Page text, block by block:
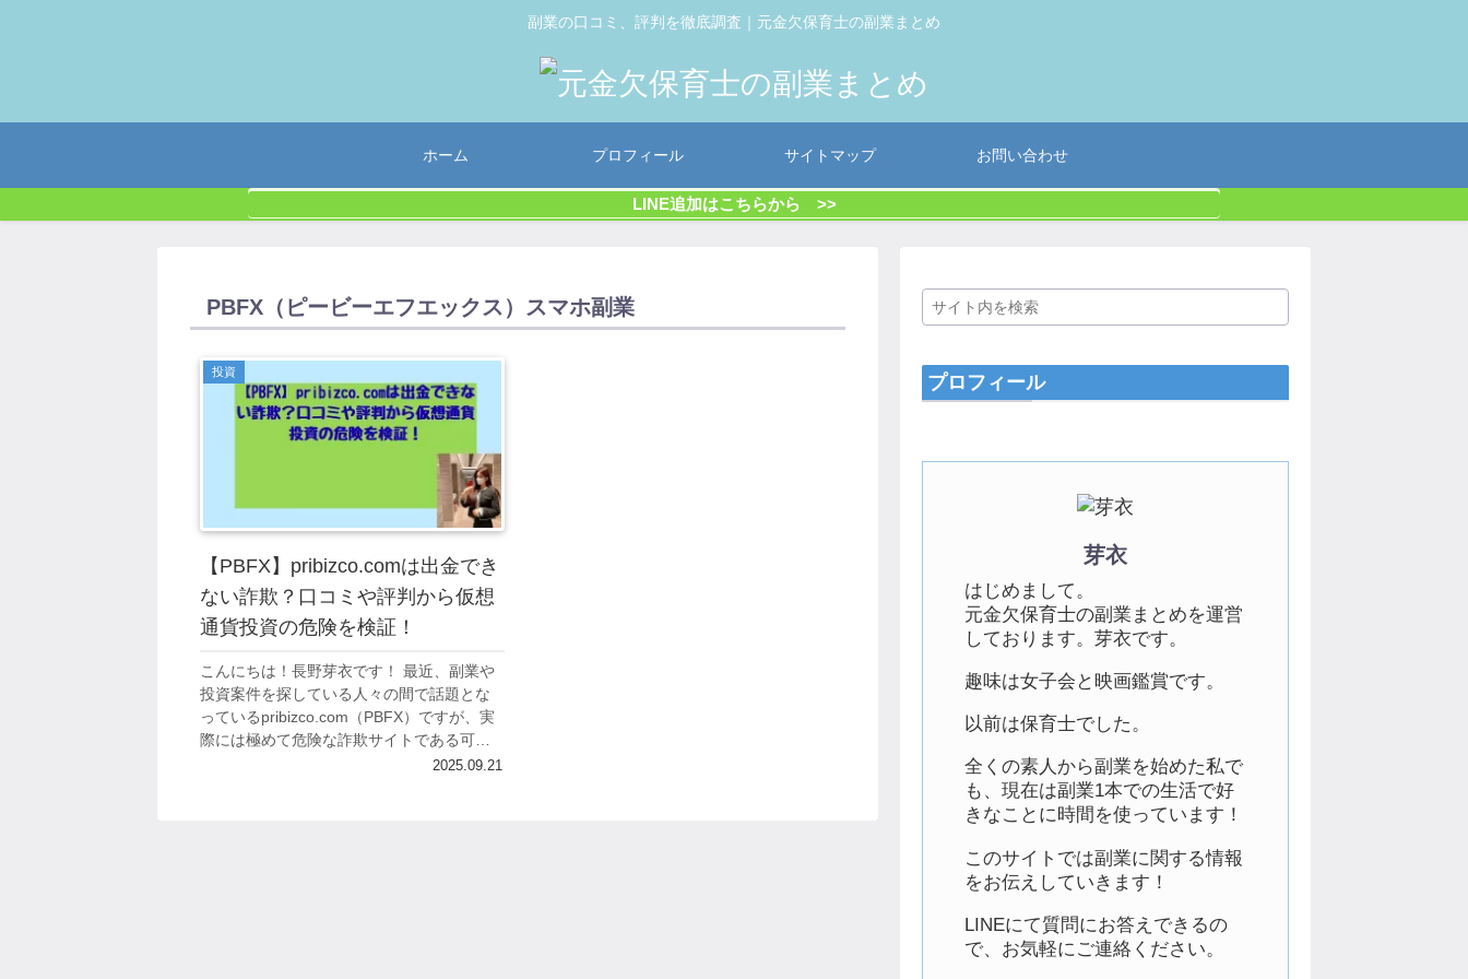
副業の口コミ、評判を徹底調査｜元金欠保育士の副業まとめ
ホーム プロフィール サイトマップ お問い合わせ
LINE追加はこちらから >>
PBFX（ピービーエフエックス）スマホ副業
投資
【PBFX】pribizco.comは出金でき
ない詐欺？口コミや評判から仮想
通貨投資の危険を検証！
こんにちは！長野芽衣です！ 最近、副業や
投資案件を探している人々の間で話題とな
っているpribizco.com（PBFX）ですが、実
際には極めて危険な詐欺サイトである可能
性が高いことが判明しています。 多くの被
2025.09.21
プロフィール
芽衣
はじめまして。
元金欠保育士の副業まとめを運営
しております。芽衣です。
趣味は女子会と映画鑑賞です。
以前は保育士でした。
全くの素人から副業を始めた私で
も、現在は副業1本での生活で好
きなことに時間を使っています！
このサイトでは副業に関する情報
をお伝えしていきます！
LINEにて質問にお答えできるの
で、お気軽にご連絡ください。